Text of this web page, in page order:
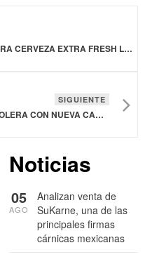
TECATE ICE LIGHT, LA PRIMERA CERVEZA EXTRA FRESH LLEGA A MÉXICO
SIGUIENTE
TAKIS ENCIENDE LA PASIÓN FUTBOLERA CON NUEVA CAMPAÑA
Noticias
Analizan venta de
SuKarne, una de las
principales firmas
cárnicas mexicanas
05
AGO